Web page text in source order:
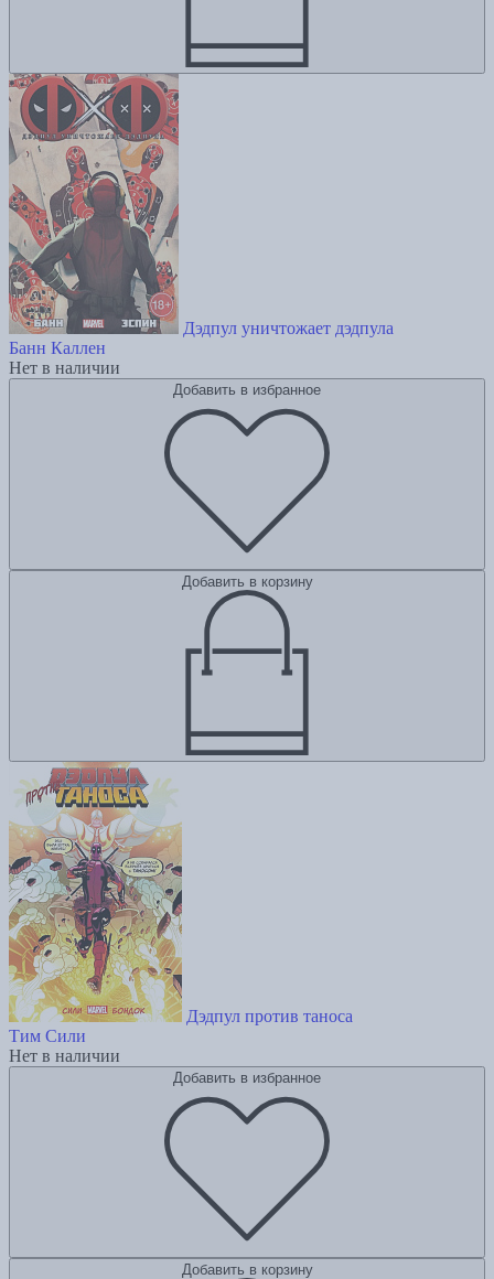
Дэдпул уничтожает дэдпула
Банн Каллен
Нет в наличии
Добавить в избранное
Добавить в корзину
Дэдпул против таноса
Тим Сили
Нет в наличии
Добавить в избранное
Добавить в корзину